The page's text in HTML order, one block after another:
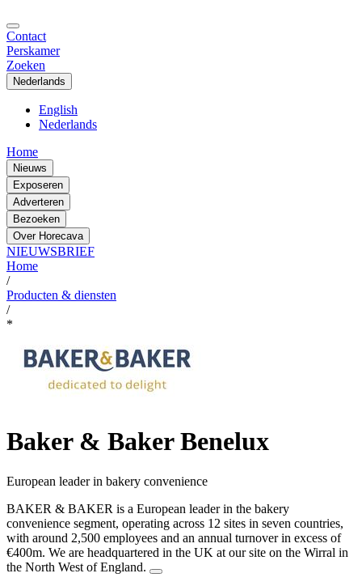
Contact
Perskamer
Zoeken
Nederlands
English
Nederlands
Home
Nieuws
Exposeren
Adverteren
Bezoeken
Over Horecava
NIEUWSBRIEF
Home
/
Producten & diensten
/
*
Baker & Baker Benelux
European leader in bakery convenience
BAKER & BAKER is a European leader in the bakery
convenience segment, operating across 12 sites in seven countries,
with around 2,500 employees and an annual turnover in excess of
€400m. We are headquartered in the UK at our site on the Wirral in
the North West of England.